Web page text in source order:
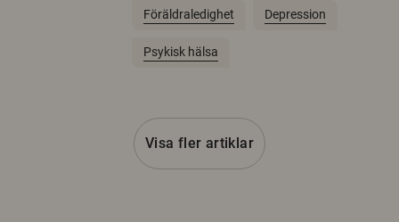
Föräldraledighet Depression
Psykisk hälsa
Visa fler artiklar